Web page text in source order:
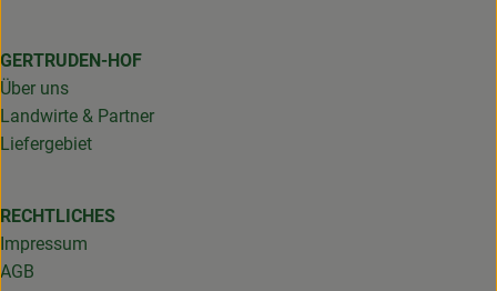
GERTRUDEN-HOF
Über uns
Landwirte & Partner
Liefergebiet
RECHTLICHES
Impressum
AGB